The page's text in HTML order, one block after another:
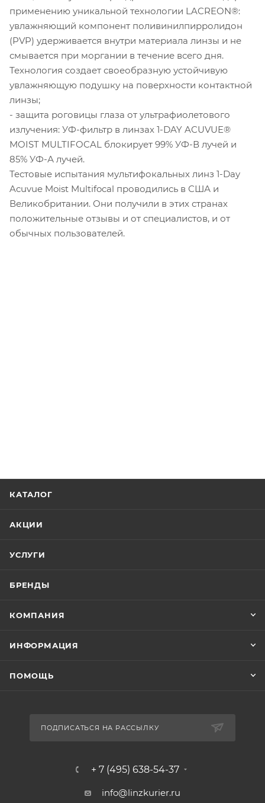
применению уникальной технологии LACREON®:
увлажняющий компонент поливинилпирролидон
(PVP) удерживается внутри материала линзы и не
смывается при моргании в течение всего дня.
Технология создает своеобразную устойчивую
увлажняющую подушку на поверхности контактной
линзы;
- защита роговицы глаза от ультрафиолетового
излучения: УФ-фильтр в линзах 1-DAY ACUVUE®
MOIST MULTIFOCAL блокирует 99% УФ-В лучей и
85% УФ-А лучей.
Тестовые испытания мультифокальных линз 1-Day
Acuvue Moist Multifocal проводились в США и
Великобритании. Они получили в этих странах
положительные отзывы и от специалистов, и от
обычных пользователей.
КАТАЛОГ
АКЦИИ
УСЛУГИ
БРЕНДЫ
КОМПАНИЯ
ИНФОРМАЦИЯ
ПОМОЩЬ
ПОДПИСАТЬСЯ НА РАССЫЛКУ
+ 7 (495) 638-54-37
info@linzkurier.ru